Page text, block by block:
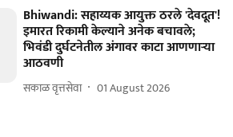
Bhiwandi: सहाय्यक आयुक्त ठरले 'देवदूत'!
इमारत रिकामी केल्याने अनेक बचावले;
भिवंडी दुर्घटनेतील अंगावर काटा आणणाऱ्या
आठवणी
सकाळ वृत्तसेवा 01 August 2026